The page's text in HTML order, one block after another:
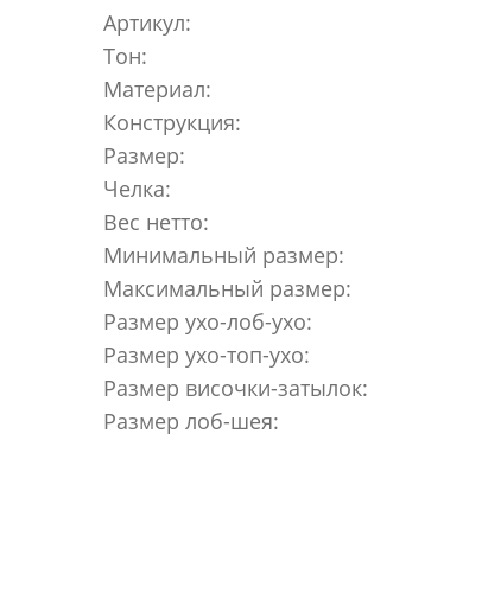
Артикул:
Тон:
Материал:
Конструкция:
Размер:
Челка:
Вес нетто:
Минимальный размер:
Максимальный размер:
Размер ухо-лоб-ухо:
Размер ухо-топ-ухо:
Размер височки-затылок:
Размер лоб-шея: